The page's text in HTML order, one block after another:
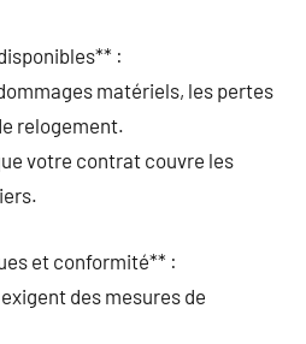
:
matériels, les pertes
relogement.
votre contrat couvre les
et conformité** :
des mesures de